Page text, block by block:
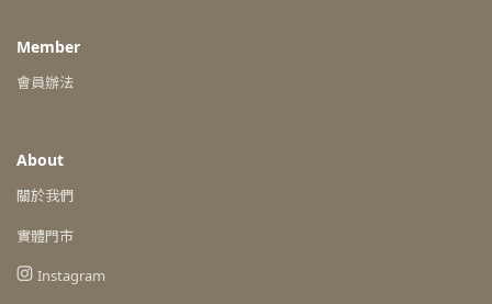
Member
會員辦法
About
關於我們
實體門市
Instagram